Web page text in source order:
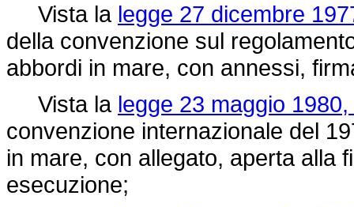
Vista la legge 27 dicembre
della convenzione sul
abbordi in mare, con annessi,
Vista la legge 23 maggio
convenzione internazionale del
in mare, con allegato, aperta alla
esecuzione;